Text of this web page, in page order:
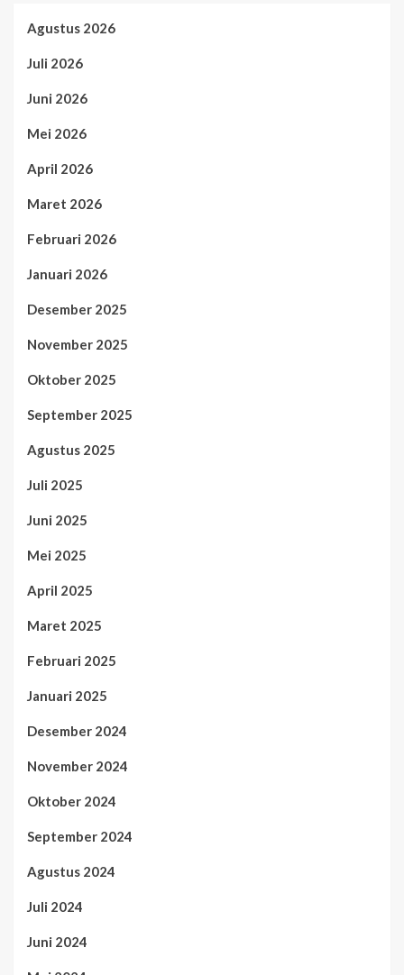
Agustus 2026
Juli 2026
Juni 2026
Mei 2026
April 2026
Maret 2026
Februari 2026
Januari 2026
Desember 2025
November 2025
Oktober 2025
September 2025
Agustus 2025
Juli 2025
Juni 2025
Mei 2025
April 2025
Maret 2025
Februari 2025
Januari 2025
Desember 2024
November 2024
Oktober 2024
September 2024
Agustus 2024
Juli 2024
Juni 2024